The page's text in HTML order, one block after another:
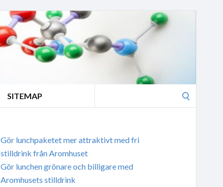
SITEMAP
Gör lunchpaketet mer attraktivt med fri
stilldrink från Aromhuset
Gör lunchen grönare och billigare med
Aromhusets stilldrink